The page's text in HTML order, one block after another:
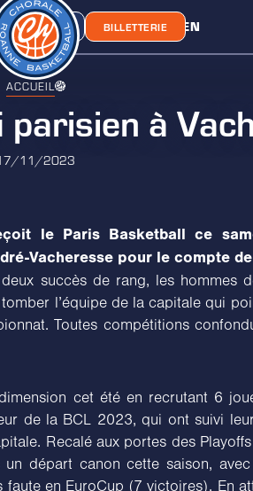
CLASSEMENTCHORA' LIEN
BOUTIQUE BILLETTERIE
ACCUEIL
parisien à
11/2023
le Paris Basketball ce
Vacheresse pour le compte
succès de rang, les hommes
l’équipe de la capitale qui
Toutes compétitions
cet été en recrutant 6
de la BCL 2023, qui ont suivi
Recalé aux portes des
un départ canon cette saison,
en EuroCup (7 victoires). En